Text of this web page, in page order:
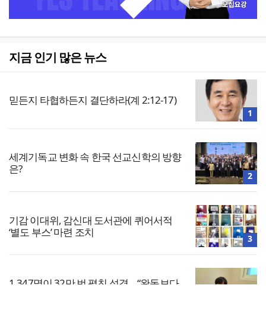
지금 인기 많은 뉴스
믿든지 타협하든지 결단하라(계 2:12-17)
1
세계기독교 변화 속 한국 선교신학의 방향
은?
2
기감 이대위, 감신대 도서관에 퀴어서적
‘별도 부스’ 마련 조치
3
1,347명이 32만 번 펼친 성경… “완독보다